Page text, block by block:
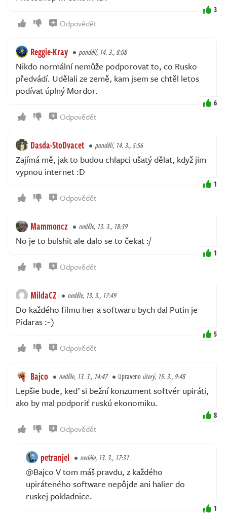
3
Odpovědět
Reggie-Kray pondělí, 14. 3., 8:08
Nikdo normální nemůže podporovat to, co Rusko
předvádí. Udělali ze země, kam jsem se chtěl letos
podívat úplný Mordor.
6
Odpovědět
Dasda-StoDvacet pondělí, 14. 3., 5:56
Zajímá mě, jak to budou chlapci ušatý dělat, když jim
vypnou internet :D
1
Odpovědět
Mammoncz neděle, 13. 3., 18:39
No je to bulshit ale dalo se to čekat :/
1
Odpovědět
MildaCZ neděle, 13. 3., 17:49
Do každého filmu her a softwaru bych dal Putin je
Pidaras :-)
5
Odpovědět
Bajco neděle, 13. 3., 14:47 Upravenoúterý, 15. 3., 9:48
Lepšie bude, keď si bežní konzument softvér upiráti,
ako by mal podporiť ruskú ekonomiku.
8
Odpovědět
petranjel neděle, 13. 3., 17:31
@Bajco V tom máš pravdu, z každého
upiráteného software nepôjde ani halier do
ruskej pokladnice.
1